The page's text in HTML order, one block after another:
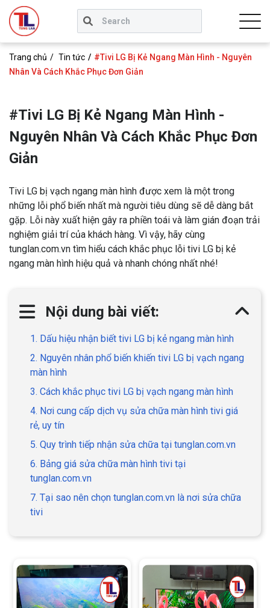
Trang chủ Tin tức
#Tivi LG Bị Kẻ Ngang Màn Hình - Nguyên
Nhân Và Cách Khắc Phục Đơn Giản
#Tivi LG Bị Kẻ Ngang Màn Hình -
Nguyên Nhân Và Cách Khắc Phục Đơn
Giản
Tivi LG bị vạch ngang màn hình được xem là một trong
những lỗi phổ biến nhất mà người tiêu dùng sẽ dễ dàng bắt
gặp. Lỗi này xuất hiện gây ra phiền toái và làm gián đoạn trải
nghiệm giải trí của khách hàng. Vì vậy, hãy cùng
tunglan.com.vn tìm hiểu cách khắc phục lỗi tivi LG bị kẻ
ngang màn hình hiệu quả và nhanh chóng nhất nhé!
Nội dung bài viết:
1. Dấu hiệu nhận biết tivi LG bị kẻ ngang màn hình
2. Nguyên nhân phổ biến khiến tivi LG bị vạch ngang
màn hình
3. Cách khắc phục tivi LG bị vạch ngang màn hình
4. Nơi cung cấp dịch vụ sửa chữa màn hình tivi giá
rẻ, uy tín
5. Quy trình tiếp nhận sửa chữa tại tunglan.com.vn
6. Bảng giá sửa chữa màn hình tivi tại
tunglan.com.vn
7. Tại sao nên chọn tunglan.com.vn là nơi sửa chữa
tivi